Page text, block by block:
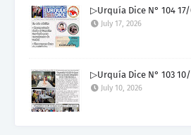
▷Urquía Dice N° 104 17/
July 17, 2026
▷Urquía Dice N° 103
July 10, 2026